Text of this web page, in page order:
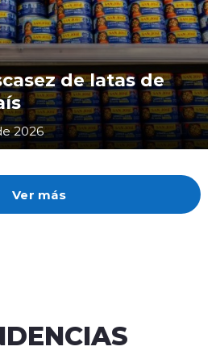
Ver más
de latas de
2026